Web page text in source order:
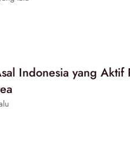
Indonesia yang Aktif